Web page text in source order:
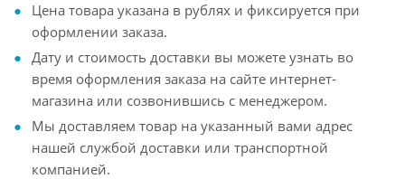
Цена товара указана в рублях и фиксируется при
оформлении заказа.
Дату и стоимость доставки вы можете узнать во
время оформления заказа на сайте интернет-
магазина или созвонившись с менеджером.
Мы доставляем товар на указанный вами адрес
нашей службой доставки или транспортной
компанией.